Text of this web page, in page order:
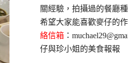
關經驗，拍攝過的餐廳
希望大家能喜歡麥仔的作
絡信箱：
仔與珍小姐的美食報報